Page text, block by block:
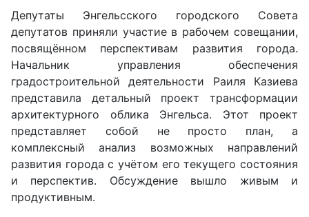
Депутаты Энгельсского городского Совета
депутатов приняли участие в рабочем совещании,
посвящённом перспективам развития города.
Начальник управления обеспечения
градостроительной деятельности Раиля Казиева
представила детальный проект трансформации
архитектурного облика Энгельса. Этот проект
представляет собой не просто план, а
комплексный анализ возможных направлений
развития города с учётом его текущего состояния
и перспектив. Обсуждение вышло живым и
продуктивным.